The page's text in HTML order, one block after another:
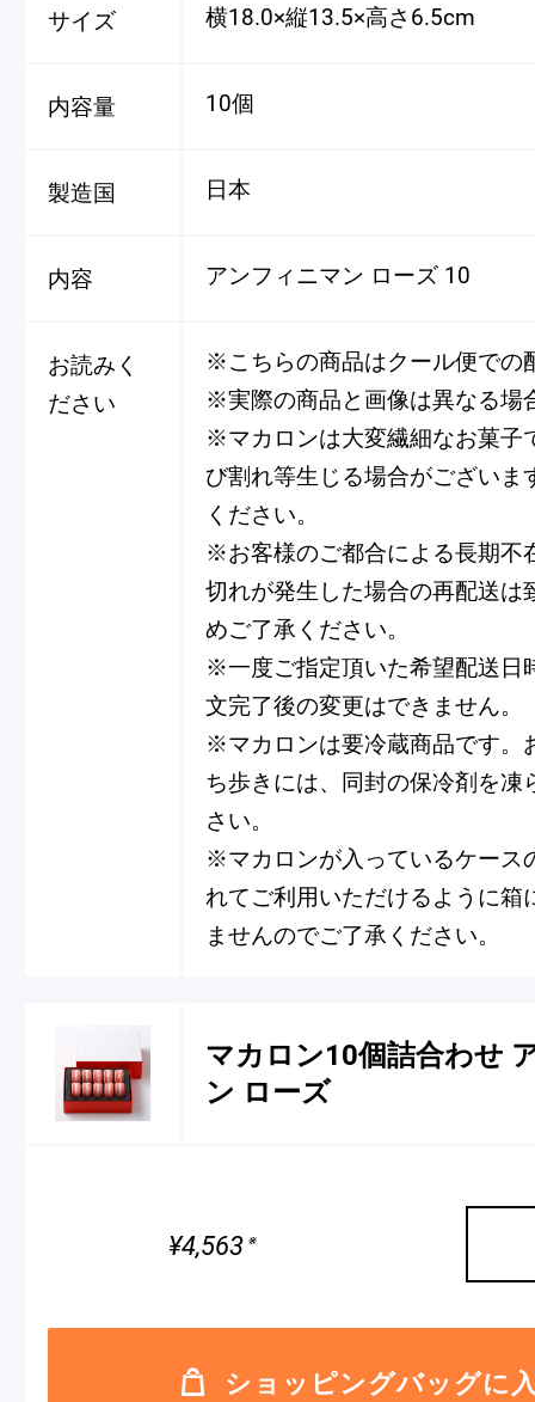
サイズ 横18.0×縦13.5×高さ6.5cm
内容量 10個
製造国 日本
内容 アンフィニマン ローズ 10
お読みく
ださい
※こちらの商品はクール便での
※実際の商品と画像は異なる場
※マカロンは大変繊細なお菓子
び割れ等生じる場合がございま
ください。
※お客様のご都合による長期不
切れが発生した場合の再配送は
めご了承ください。
※一度ご指定頂いた希望配送日
文完了後の変更はできません。
※マカロンは要冷蔵商品です。
ち歩きには、同封の保冷剤を凍
さい。
※マカロンが入っているケース
れてご利用いただけるように箱
ませんのでご了承ください。
マカロン10個詰合わせ
ン ローズ
¥4,563 ※
ショッピングバッグに